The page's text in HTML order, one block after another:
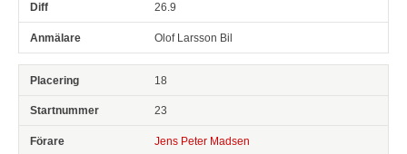
26.9
Olof Larsson Bil
18
23
Jens Peter Madsen